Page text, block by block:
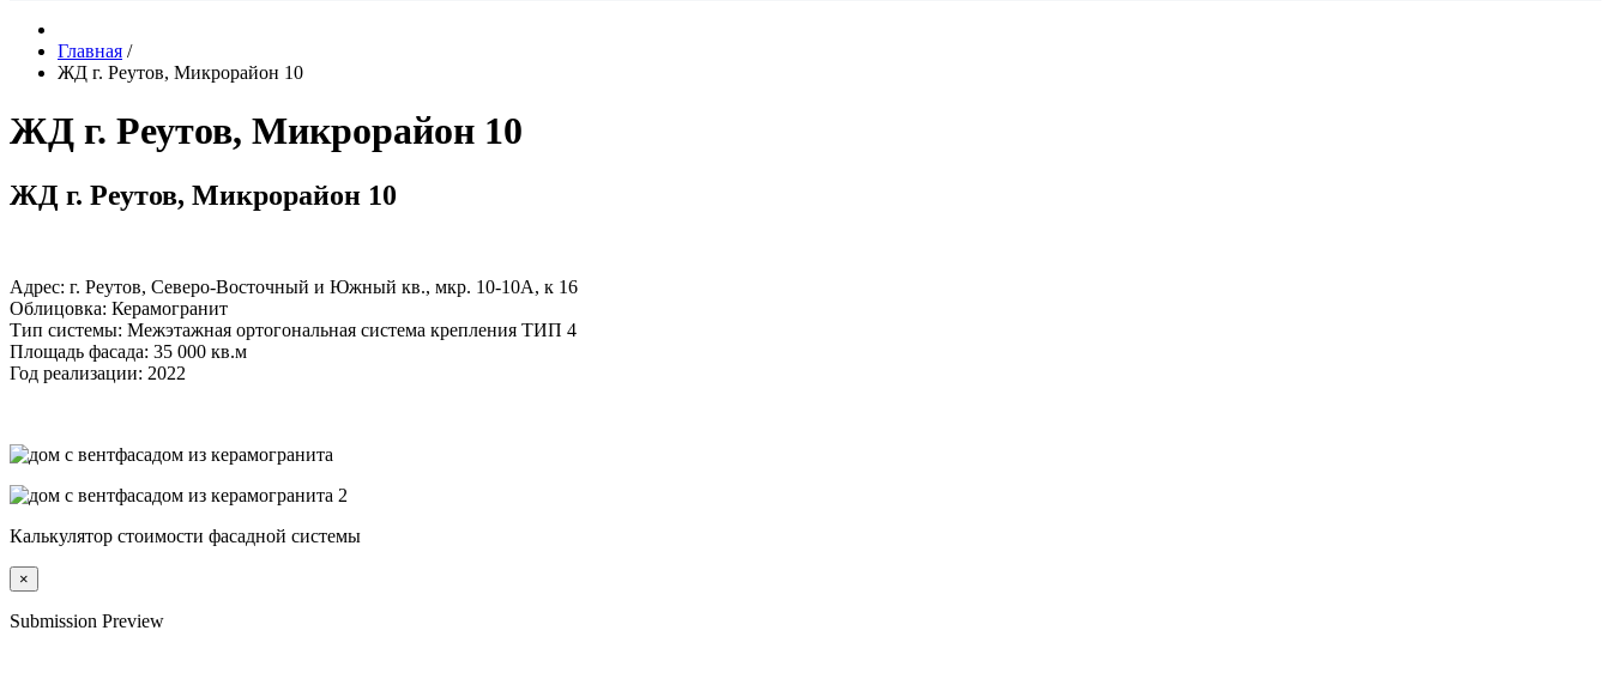
Главная /
ЖД г. Реутов, Микрорайон 10
ЖД г. Реутов, Микрорайон 10
ЖД г. Реутов, Микрорайон 10
Адрес: г. Реутов, Северо-Восточный и Южный кв., мкр. 10-10А, к 16
Облицовка: Керамогранит
Тип системы: Межэтажная ортогональная система крепления ТИП 4
Площадь фасада: 35 000 кв.м
Год реализации: 2022
Калькулятор стоимости фасадной системы
×
Submission Preview